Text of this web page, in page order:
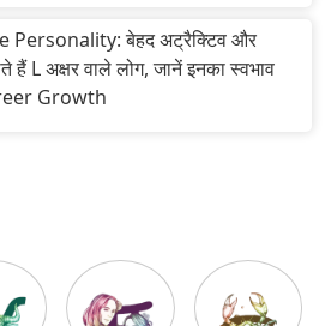
Personality: बेहद अट्रैक्टिव और
हैं L अक्षर वाले लोग, जानें इनका स्वभाव
Growth